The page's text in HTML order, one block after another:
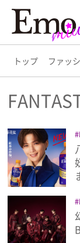
トップ ファッ
トップ
ファッショ
ビューティ
カフェ・グ
エンタメ
伝